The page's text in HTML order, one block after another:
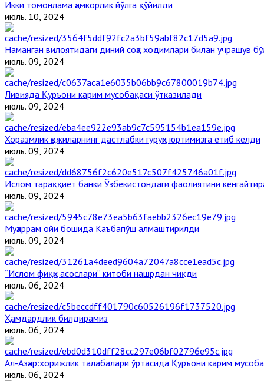
Икки томонлама ҳамкорлик йўлга қўйилди
июль. 10, 2024
Наманган вилоятидаги диний соҳа ходимлари билан учрашув
июль. 09, 2024
Ливияда Қуръони карим мусобақаси ўтказилади
июль. 09, 2024
Хоразмлик ҳожиларнинг дастлабки гуруҳи юртимизга етиб келди
июль. 09, 2024
Ислом тараққиёт банки Ўзбекистондаги фаолиятини
июль. 09, 2024
Муҳаррам ойи бошида Каъбапўш алмаштирилди
июль. 09, 2024
“Ислом фиқҳи асослари” китоби нашрдан чиқди
июль. 06, 2024
Ҳамдардлик билдирамиз
июль. 06, 2024
Aл-Aзҳар:хорижлик талабалари ўртасида Қуръони карим
июль. 06, 2024